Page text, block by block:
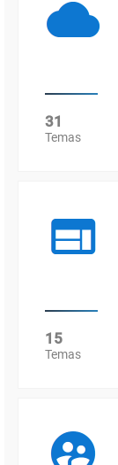
31
Temas
15
Temas